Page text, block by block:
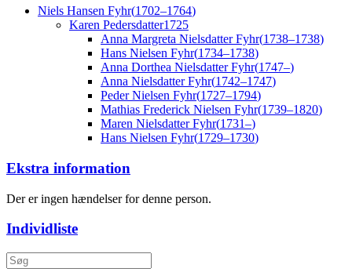
Niels Hansen Fyhr(1702–1764)
Karen Pedersdatter1725
Anna Margreta NielsdatterFyhr(1738–1738)
Hans Nielsen Fyhr(1734–1738)
Anna Dorthea NielsdatterFyhr(1747–)
Anna NielsdatterFyhr(1742–1747)
Peder Nielsen Fyhr(1727–1794)
Mathias Frederick Nielsen Fyhr(1739–1820)
Maren NielsdatterFyhr(1731–)
Hans Nielsen Fyhr(1729–1730)
Ekstra information
Der er ingen hændelser for denne person.
Individliste